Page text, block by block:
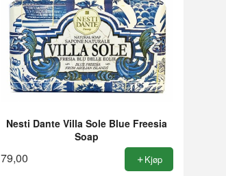
Nesti Dante Villa Sole Blue Freesia
Soap
79,00 Kjøp